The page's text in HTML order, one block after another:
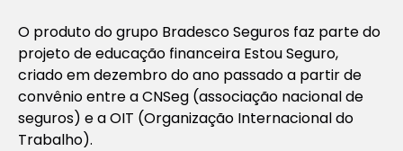
O produto do grupo Bradesco Seguros faz parte do
projeto de educação financeira Estou Seguro,
criado em dezembro do ano passado a partir de
convênio entre a CNSeg (associação nacional de
seguros) e a OIT (Organização Internacional do
Trabalho).